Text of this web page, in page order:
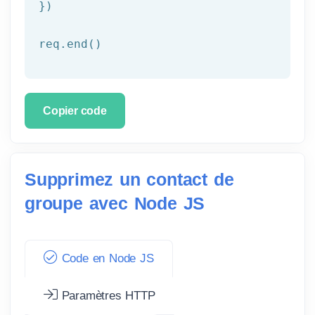
})
req.end()
Copier code
Supprimez un contact de
groupe avec Node JS
Code en Node JS
Paramètres HTTP